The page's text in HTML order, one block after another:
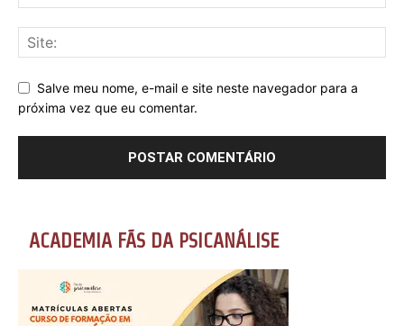
Salve meu nome, e-mail e site neste navegador para a
próxima vez que eu comentar.
ACADEMIA FÃS DA PSICANÁLISE